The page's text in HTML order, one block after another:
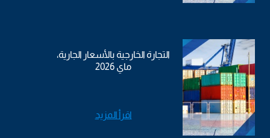
التجارة الخارجية بالأسعار الجارية،
ماي 2026
اقرأ المزيد